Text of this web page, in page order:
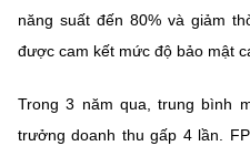
năng suất đến 80% và giảm
được cam kết mức độ bảo mật
Trong 3 năm qua, trung bình
trưởng doanh thu gấp 4 lần.